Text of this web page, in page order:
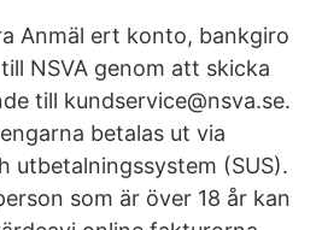
Anmäl ert konto, bankgiro
NSVA genom att skicka
till kundservice@nsva.se.
betalas ut via
utbetalningssystem (SUS).
som är över 18 år kan